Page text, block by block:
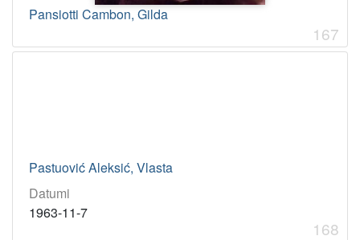
Pansiotti Cambon, Gilda
167
Pastuović Aleksić, Vlasta
Datumi
1963-11-7
168